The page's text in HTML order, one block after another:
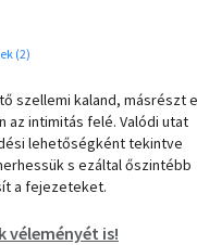
(2)
szellemi kaland, másrészt
az intimitás felé. Valódi utat
lehetőségként tekintve
s ezáltal őszintébb
a fejezeteket.
véleményét is!